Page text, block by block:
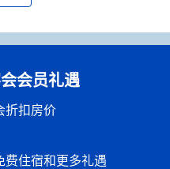
会员礼遇
折扣房价
费住宿和更多礼遇